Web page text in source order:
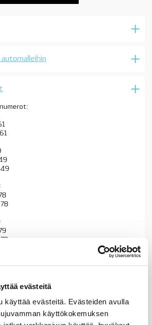
evästeitä
käyttää evästeitä. Evästeiden avulla
käyttökokemuksen